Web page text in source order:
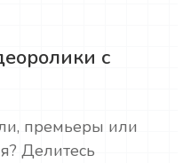
с
премьеры или
Делитесь